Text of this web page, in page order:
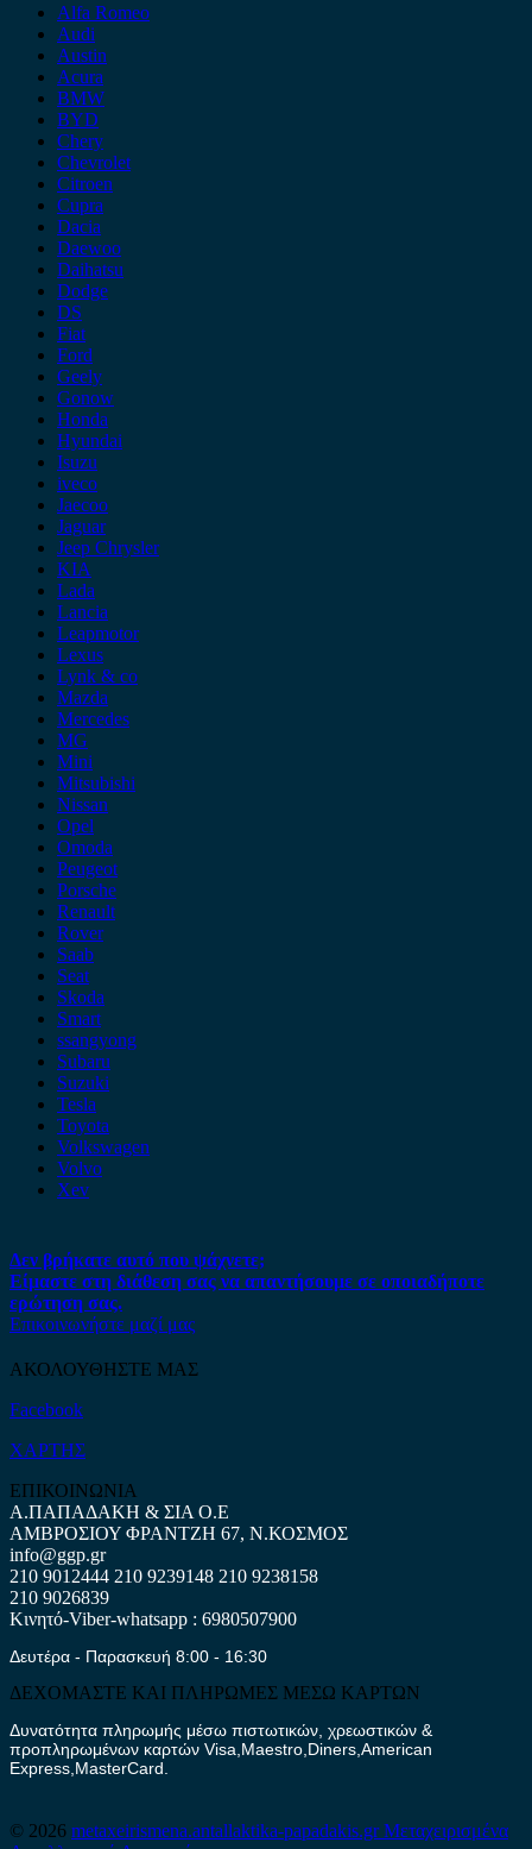
Alfa Romeo
Audi
Austin
Acura
BMW
BYD
Chery
Chevrolet
Citroen
Cupra
Dacia
Daewoo
Daihatsu
Dodge
DS
Fiat
Ford
Geely
Gonow
Honda
Hyundai
Isuzu
iveco
Jaecoo
Jaguar
Jeep Chrysler
KIA
Lada
Lancia
Leapmotor
Lexus
Lynk & co
Mazda
Mercedes
MG
Mini
Mitsubishi
Nissan
Opel
Omoda
Peugeot
Porsche
Renault
Rover
Saab
Seat
Skoda
Smart
ssangyong
Subaru
Suzuki
Tesla
Toyota
Volkswagen
Volvo
Xev
Δεν βρήκατε αυτό που ψάχνετε;
Είμαστε στη διάθεση σας να απαντήσουμε σε οποιαδήποτε
ερώτηση σας.
Επικοινωνήστε μαζί μας
ΑΚΟΛΟΥΘΗΣΤΕ ΜΑΣ
Facebook
ΧΑΡΤΗΣ
ΕΠΙΚΟΙΝΩΝΙΑ
Α.ΠΑΠΑΔΑΚΗ & ΣΙΑ Ο.Ε
ΑΜΒΡΟΣΙΟΥ ΦΡΑΝΤΖΗ 67, Ν.ΚΟΣΜΟΣ
info@ggp.gr
210 9012444 210 9239148 210 9238158
210 9026839
Κινητό-Viber-whatsapp : 6980507900
Δευτέρα - Παρασκευή 8:00 - 16:30
ΔΕΧΟΜΑΣΤΕ ΚΑΙ ΠΛΗΡΩΜΕΣ ΜΕΣΩ ΚΑΡΤΩΝ
Δυνατότητα πληρωμής μέσω πιστωτικών, χρεωστικών &
προπληρωμένων καρτών Visa,Maestro,Diners,American
Express,MasterCard.
© 2026 metaxeirismena.antallaktika-papadakis.grΜεταχειρισμένα